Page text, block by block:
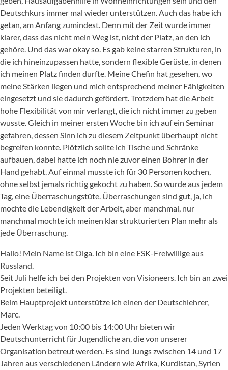
Deutschkurs immer mal wieder unterstützen. Auch das habe ich
getan, am Anfang zumindest. Denn mit der Zeit wurde immer
klarer, dass das nicht mein Weg ist, nicht der Platz, an den ich
gehöre. Und das war okay so. Es gab keine starren Strukturen, in
die ich hineinzupassen hatte, sondern flexible Gerüste, in denen
ich meinen Platz finden durfte. Meine Chefin hat gesehen, wo
meine Stärken liegen und mich entsprechend meiner Fähigkeiten
eingesetzt und sie dadurch gefördert. Trotzdem hat die Arbeit
hohe Flexibilität von mir verlangt, die ich nicht immer zu geben
wusste. Gleich in meiner ersten Woche bin ich auf ein Seminar
gefahren, dessen Sinn ich zu diesem Zeitpunkt überhaupt nicht
begreifen konnte. Plötzlich sollte ich Tische und Schränke
aufbauen, dabei hatte ich noch nie zuvor einen Bohrer in der
Hand gehabt. Auf einmal musste ich für 30 Personen kochen,
ohne selbst jemals richtig gekocht zu haben. So wurde aus jedem
Tag, eine Überraschungstüte. Überraschungen sind gut, ja, ich
mochte die Lebendigkeit der Arbeit, aber manchmal, nur
manchmal mochte ich meinen klar strukturierten Plan mehr als
jede Überraschung.
Hallo! Mein Name ist Olga. Ich bin eine ESK-Freiwillige aus
Russland.
Seit Juli helfe ich bei den Projekten von Visioneers. Ich bin an zwei
Projekten beteiligt.
Beim Hauptprojekt unterstütze ich einen der Deutschlehrer,
Marc.
Jeden Werktag von 10:00 bis 14:00 Uhr bieten wir
Deutschunterricht für Jugendliche an, die von unserer
Organisation betreut werden. Es sind Jungs zwischen 14 und 17
Jahren aus verschiedenen Ländern wie Afrika, Kurdistan, Syrien